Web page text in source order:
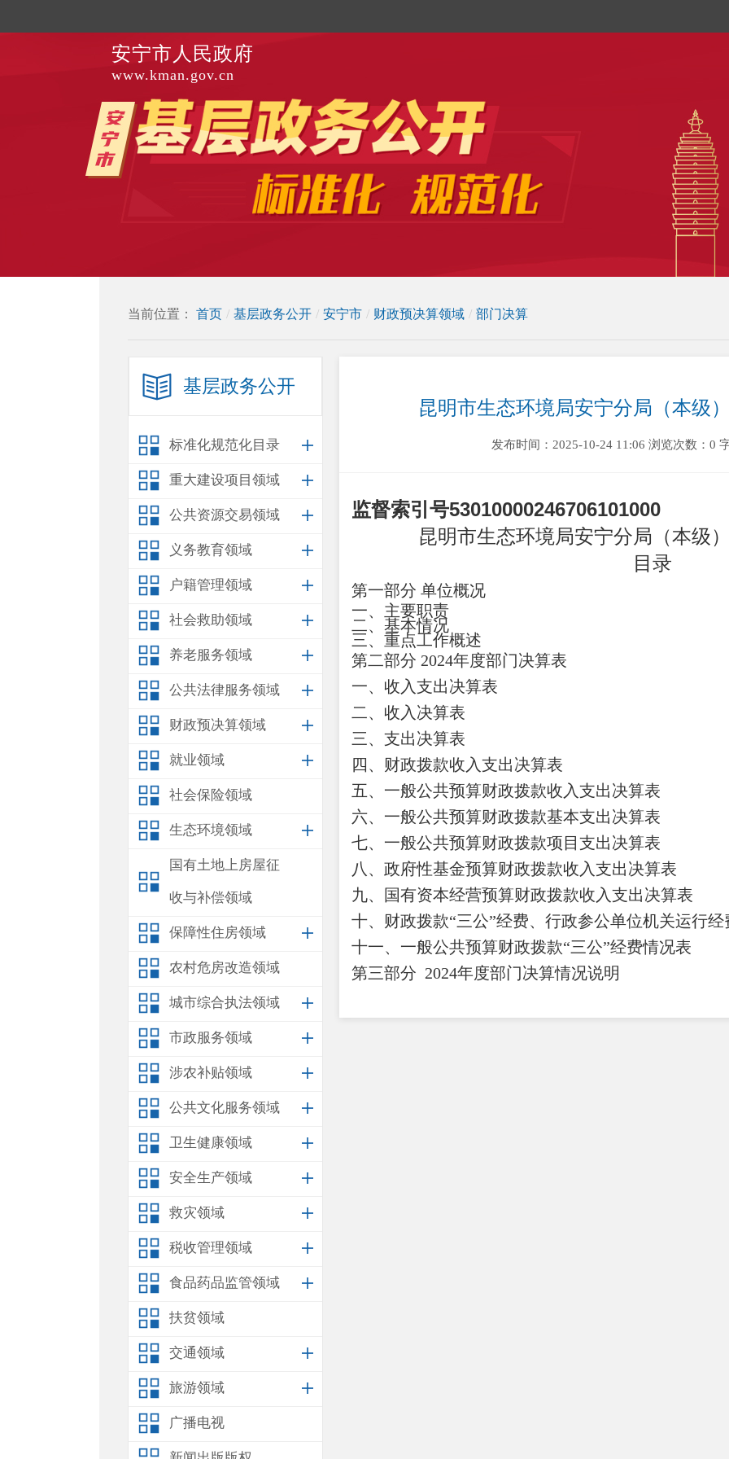
安宁市人民政府
www.kman.gov.cn
当前位置： 首页 / 基层政务公开 / 安宁市 / 财政预决算领域 / 部门决算
基层政务公开
标准化规范化目录
重大建设项目领域
公共资源交易领域
义务教育领域
户籍管理领域
社会救助领域
养老服务领域
公共法律服务领域
财政预决算领域
就业领域
社会保险领域
生态环境领域
国有土地上房屋征
收与补偿领域
保障性住房领域
农村危房改造领域
城市综合执法领域
市政服务领域
涉农补贴领域
公共文化服务领域
卫生健康领域
安全生产领域
救灾领域
税收管理领域
食品药品监管领域
扶贫领域
交通领域
旅游领域
广播电视
昆明市生态环境局安宁分局（本级
发布时间：2025-10-24 11:06 浏览次数：0
监督索引号53010000246706101000
昆明市生态环境局安宁分局（本级
目录
第一部分 单位概况
一、主要职责
二、 基本情况
三、重点工作概述
第二部分 2024年度部门决算表
一、收入支出决算表
二、收入决算表
三、支出决算表
四、财政拨款收入支出决算表
五、一般公共预算财政拨款收入支出决算表
六、一般公共预算财政拨款基本支出决算表
七、 一般公共预算财政拨款项目支出决算表
八 、政府性基金预算财政拨款收入支出决算表
九、国有资本经营预算财政拨款收入支出决算表
十、 财政拨款“三公”经费、行政参公单位机关运行
十一、一般公共预算财政拨款“三公”经费情况表
第三部分 2024年度部门决算情况说明